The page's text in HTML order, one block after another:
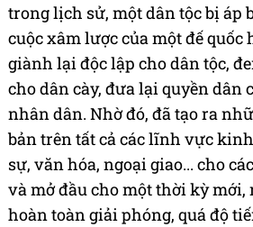
trong lịch sử, một dân tộc bị áp
cuộc xâm lược của một đế quốc
giành lại độc lập cho dân tộc,
cho dân cày, đưa lại quyền dân
nhân dân. Nhờ đó, đã tạo ra
bản trên tất cả các lĩnh vực
sự, văn hóa, ngoại giao... cho
và mở đầu cho một thời kỳ mới,
hoàn toàn giải phóng, quá độ